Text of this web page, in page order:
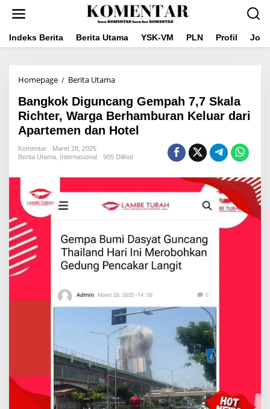
Indeks Berita Berita Utama YSK-VM PLN Profil
Homepage / Berita UtamaBangkok
Gempah
7,7
Skala
Richter,
Berhamburan
dari
Hotel
Bangkok Diguncang Gempah 7,7 Skala
Richter, Warga Berhamburan Keluar dari
Apartemen dan Hotel
Komentar
Maret 28, 2025
Berita Utama Internasional 905 Dilihat